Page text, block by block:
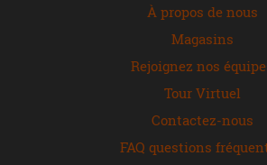
À propos de nous
Magasins
Rejoignez nos
Tour Virtuel
Contactez-nous
FAQ questions